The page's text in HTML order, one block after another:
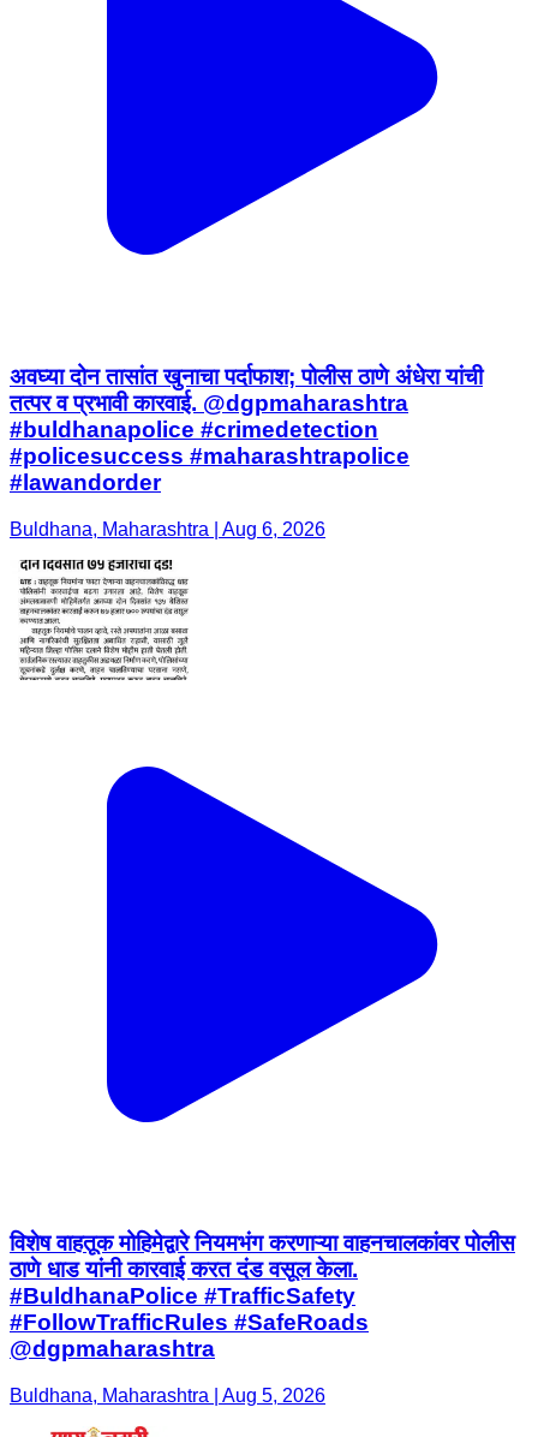
अवघ्या दोन तासांत खुनाचा पर्दाफाश; पोलीस ठाणे अंधेरा यांची
तत्पर व प्रभावी कारवाई. @dgpmaharashtra
#buldhanapolice #crimedetection
#policesuccess #maharashtrapolice
#lawandorder
Buldhana, Maharashtra | Aug 6, 2026
विशेष वाहतूक मोहिमेद्वारे नियमभंग करणाऱ्या वाहनचालकांवर पोलीस
ठाणे धाड यांनी कारवाई करत दंड वसूल केला.
#BuldhanaPolice #TrafficSafety
#FollowTrafficRules #SafeRoads
@dgpmaharashtra
Buldhana, Maharashtra | Aug 5, 2026